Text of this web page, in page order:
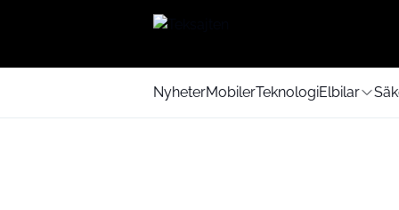
NyheterMobilerTeknologiElbilar